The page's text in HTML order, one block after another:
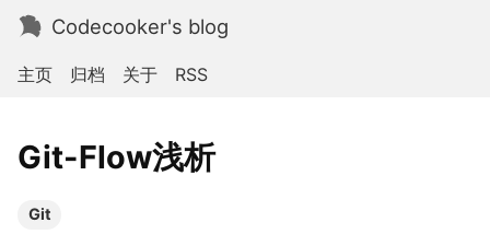
Codecooker's blog
主页 归档 关于 RSS
Git-Flow浅析
Git